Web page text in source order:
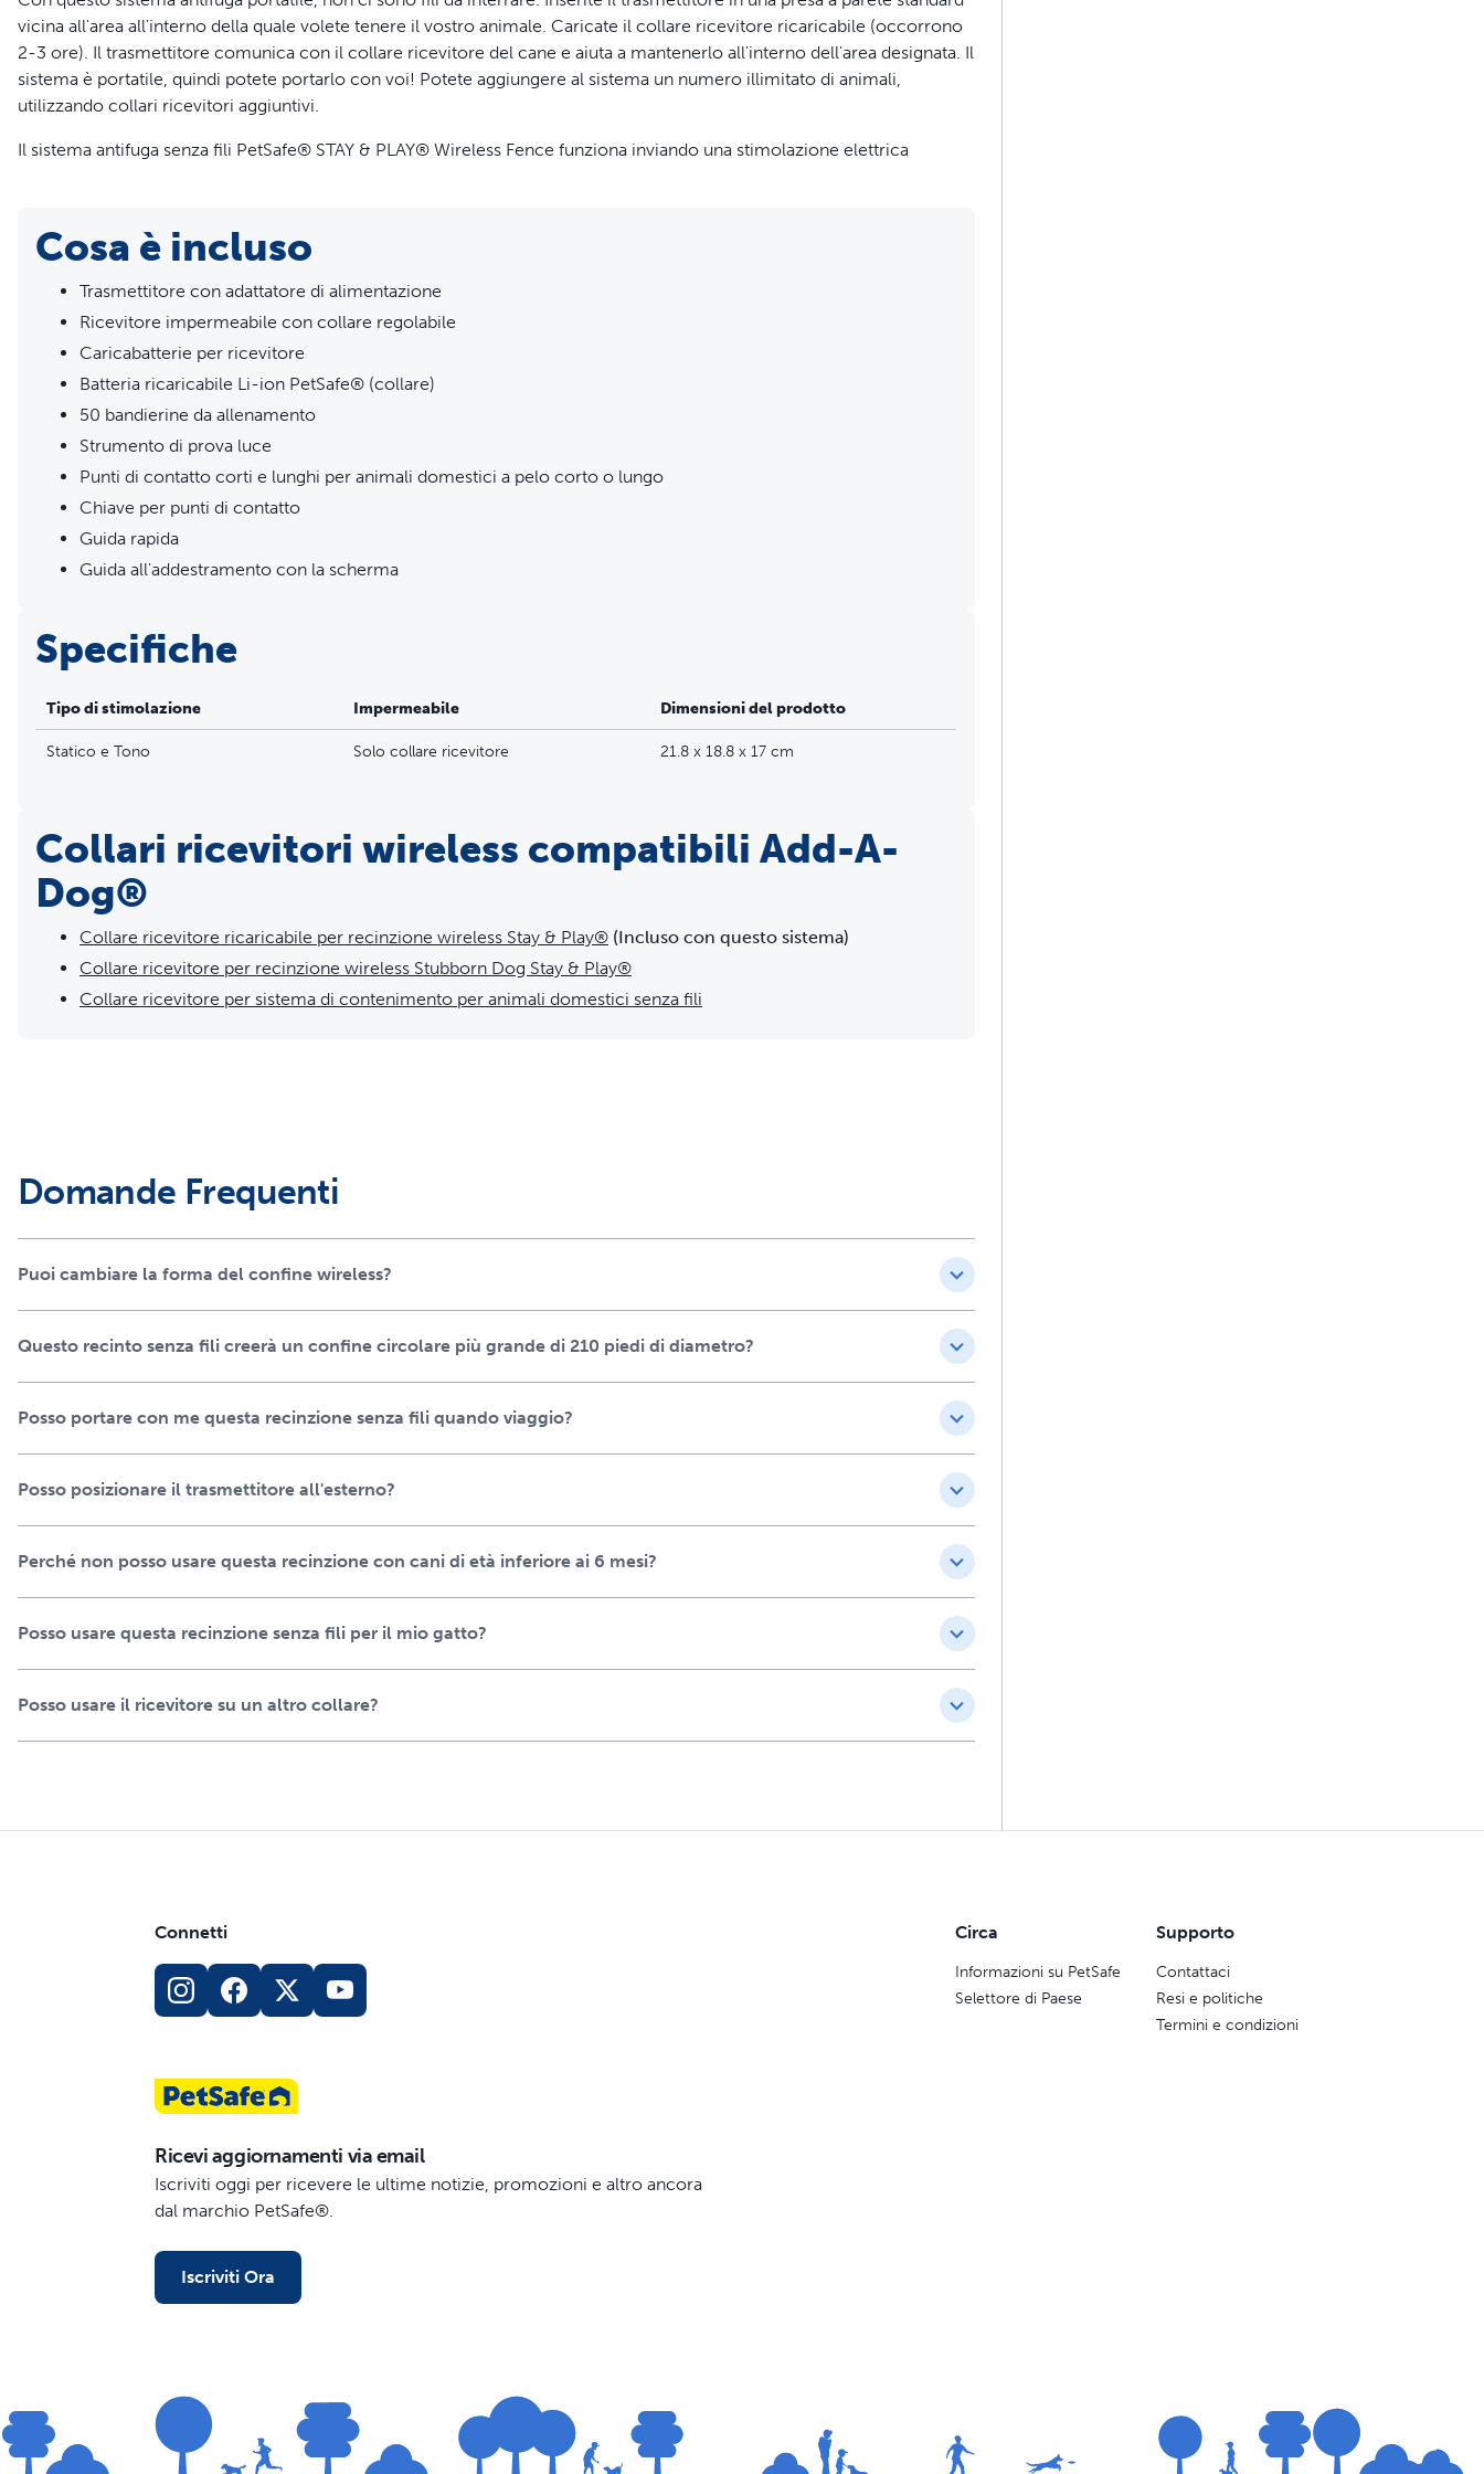
vicina all'area all'interno della quale volete tenere il vostro animale. Caricate il collare ricevitore ricaricabile (occorrono
2-3 ore). Il trasmettitore comunica con il collare ricevitore del cane e aiuta a mantenerlo all'interno dell'area designata. Il
sistema è portatile, quindi potete portarlo con voi! Potete aggiungere al sistema un numero illimitato di animali,
utilizzando collari ricevitori aggiuntivi.
Il sistema antifuga senza fili PetSafe® STAY & PLAY® Wireless Fence funziona inviando una stimolazione elettrica
Caratteristiche
Completamente portatile, non occorre interrare fili
Installazione in 1-2 ore
Aggiungete un numero illimitato di animali con ulteriori collari ricevitori per sistemi antifuga senza filo Add-A-Dog®
Protezione da eccessiva stimolazione: la stimolazione si interrompe dopo 15 secondi
Usa una batteria ricaricabile
Ogni carica dura di norma 3 settimane
Dimensione del collare: Adatto a colli di 15-71 cm
Copre un'area circolare regolabile fino a 30 are (diametro di 64 metri)
Aggiungete trasmettitori in più per aumentare l'area di delimitazione
Collare ricevitore impermeabile
sicure, vincenti e consigliate da esperti di cui possano fidarsi, per soddisfare le esigenze di addestramento uniche di
ogni cane
Cosa è incluso
Trasmettitore con adattatore di alimentazione
Ricevitore impermeabile con collare regolabile
Caricabatterie per ricevitore
Batteria ricaricabile Li-ion PetSafe® (collare)
50 bandierine da allenamento
Strumento di prova luce
Punti di contatto corti e lunghi per animali domestici a pelo corto o lungo
Chiave per punti di contatto
Guida rapida
Guida all'addestramento con la scherma
Specifiche
Tipo di stimolazione Impermeabile Dimensioni del prodotto
Statico e Tono Solo collare ricevitore 21.8 x 18.8 x 17 cm
Collari ricevitori wireless compatibili Add-A-
Dog®
Collare ricevitore ricaricabile per recinzione wireless Stay & Play® (Incluso con questo sistema)
Collare ricevitore per recinzione wireless Stubborn Dog Stay & Play®
Collare ricevitore per sistema di contenimento per animali domestici senza fili
Domande Frequenti
Puoi cambiare la forma del confine wireless?
Questo recinto senza fili creerà un confine circolare più grande di 210 piedi di diametro?
Posso portare con me questa recinzione senza fili quando viaggio?
Posso posizionare il trasmettitore all'esterno?
Perché non posso usare questa recinzione con cani di età inferiore ai 6 mesi?
Posso usare questa recinzione senza fili per il mio gatto?
Posso usare il ricevitore su un altro collare?
Connetti
Ricevi aggiornamenti via email
Iscriviti oggi per ricevere le ultime notizie, promozioni e altro ancora
dal marchio PetSafe®.
Iscriviti Ora
Circa
Informazioni su PetSafe
Selettore di Paese
Supporto
Contattaci
Resi e politiche
Termini e condizioni